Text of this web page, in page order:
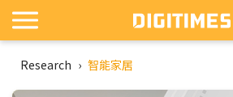
Research › 智能家居